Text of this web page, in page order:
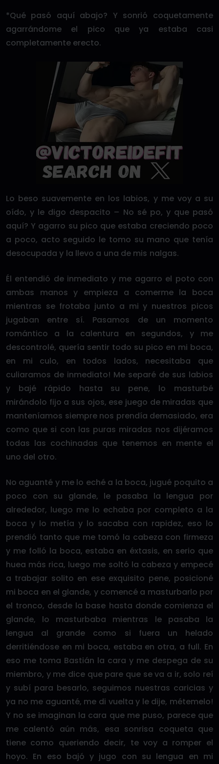
*Qué pasó aquí abajo? Y sonrió coquetamente
agarrándome el pico que ya estaba casi
completamente erecto.
Lo beso suavemente en los labios, y me voy a su
oído, y le digo despacito – No sé po, y que pasó
aquí? Y agarro su pico que estaba creciendo poco
a poco, acto seguido le tomo su mano que tenía
desocupada y la llevo a una de mis nalgas.
Él entendió de inmediato y me agarro el poto con
ambas manos y empieza a comerme la boca
mientras se frotaba junto a mi y nuestros picos
jugaban entre sí. Pasamos de un momento
romántico a la calentura en segundos, y me
descontrolé, quería sentir todo su pico en mi boca,
en mi culo, en todos lados, necesitaba que
culiaramos de inmediato! Me separé de sus labios
y bajé rápido hasta su pene, lo masturbé
mirándolo fijo a sus ojos, ese juego de miradas que
manteníamos siempre nos prendía demasiado, era
como que si con las puras miradas nos dijéramos
todas las cochinadas que tenemos en mente el
uno del otro.
No aguanté y me lo eché a la boca, jugué poquito a
poco con su glande, le pasaba la lengua por
alrededor, luego me lo echaba por completo a la
boca y lo metía y lo sacaba con rapidez, eso lo
prendió tanto que me tomó la cabeza con firmeza
y me folló la boca, estaba en éxtasis, en serio que
huea más rica, luego me soltó la cabeza y empecé
a trabajar solito en ese exquisito pene, posicioné
mi boca en el glande, y comencé a masturbarlo por
el tronco, desde la base hasta donde comienza el
glande, lo masturbaba mientras le pasaba la
lengua al grande como si fuera un helado
derritiéndose en mi boca, estaba en otra, a full. En
eso me toma Bastián la cara y me despega de su
miembro, y me dice que pare que se va a ir, solo reí
y subí para besarlo, seguimos nuestras caricias y
ya no me aguanté, me di vuelta y le dije, métemelo!
Y no se imaginan la cara que me puso, parece que
me calentó aún más, esa sonrisa coqueta que
tiene como queriendo decir, te voy a romper el
hoyo. En eso bajó y jugo con su lengua en mi